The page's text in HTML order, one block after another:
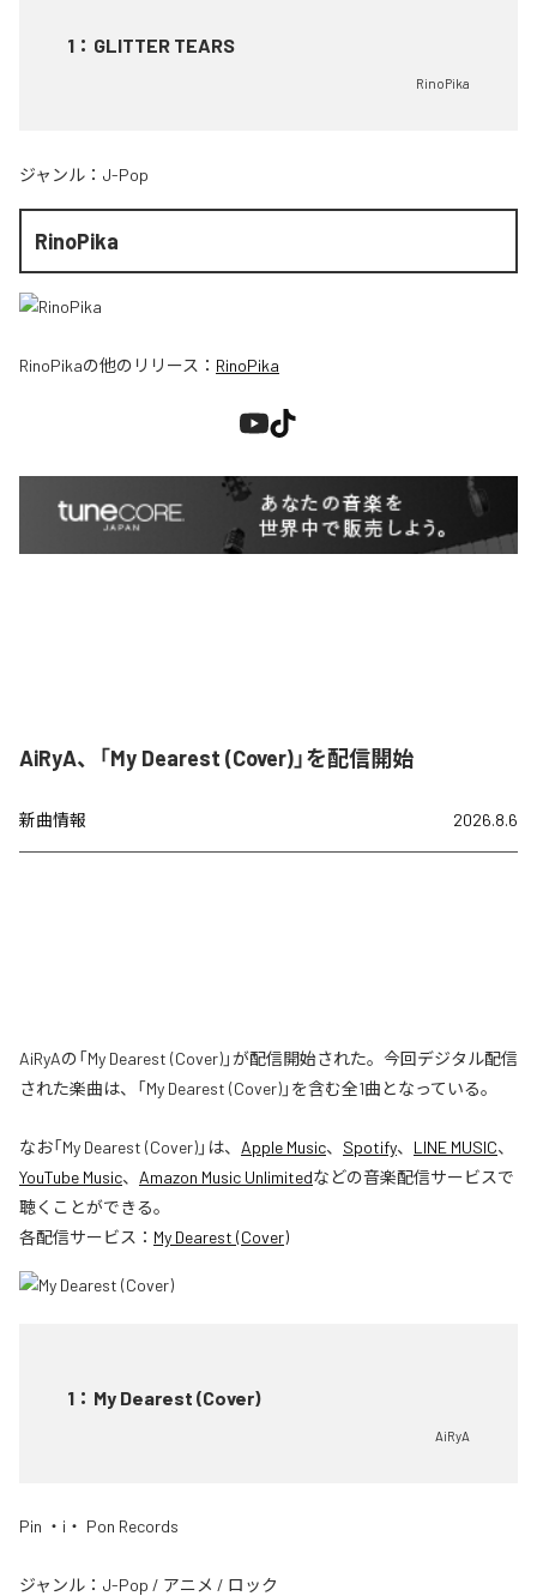
1 ： GLITTER TEARS
RinoPika
ジャンル： J-Pop
RinoPika
RinoPikaの他のリリース： RinoPika
AiRyA、「My Dearest (Cover)」を配信開始
新曲情報 2026.8.6
AiRyAの「My Dearest (Cover)」が配信開始された。今回デジタル配信
された楽曲は、「My Dearest (Cover)」を含む全1曲となっている。
なお「My Dearest (Cover)」は、 Apple Music、 Spotify、 LINE MUSIC、
YouTube Music、 Amazon Music Unlimitedなどの音楽配信サービスで
聴くことができる。
各配信サービス： My Dearest (Cover)
1 ： My Dearest (Cover)
AiRyA
Pin ・i・ Pon Records
ジャンル： J-Pop / アニメ / ロック